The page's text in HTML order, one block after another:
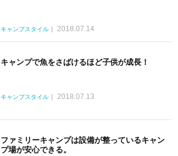
キャンプスタイル 2018.07.14
キャンプで魚をさばけるほど子供が成長！
キャンプスタイル 2018.07.13
ファミリーキャンプは設備が整っているキャン
プ場が安心できる。